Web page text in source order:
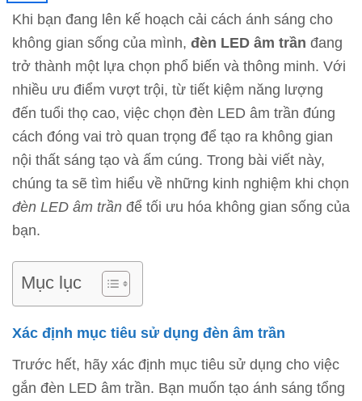
Khi bạn đang lên kế hoạch cải cách ánh sáng cho
không gian sống của mình, đèn LED âm trần đang
trở thành một lựa chọn phổ biến và thông minh. Với
nhiều ưu điểm vượt trội, từ tiết kiệm năng lượng
đến tuổi thọ cao, việc chọn đèn LED âm trần đúng
cách đóng vai trò quan trọng để tạo ra không gian
nội thất sáng tạo và ấm cúng. Trong bài viết này,
chúng ta sẽ tìm hiểu về những kinh nghiệm khi chọn
đèn LED âm trần để tối ưu hóa không gian sống của
bạn.
Mục lục
Xác định mục tiêu sử dụng đèn âm trần
Trước hết, hãy xác định mục tiêu sử dụng cho việc
gắn đèn LED âm trần. Bạn muốn tạo ánh sáng tổng